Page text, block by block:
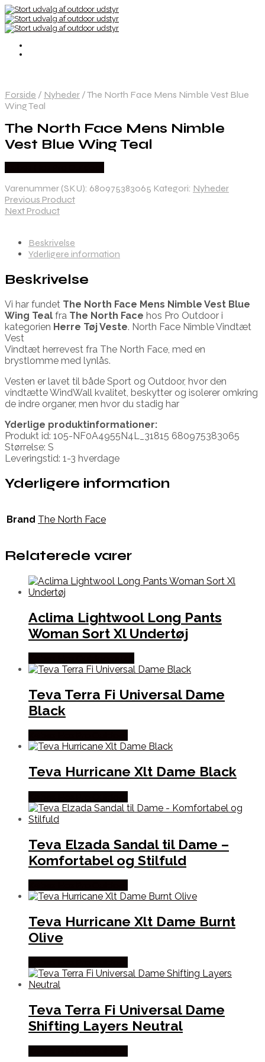
Forside / Nyheder /The North Face Mens Nimble Vest Blue
Wing Teal
The North Face Mens Nimble
Vest Blue Wing Teal
Varenummer (SKU): 680975383065 Kategori: Nyheder
Previous Product
Next Product
Beskrivelse
Yderligere information
Beskrivelse
Vi har fundet The North Face Mens Nimble Vest Blue
Wing Teal fra The North Face hos Pro Outdoor i
kategorien Herre Tøj Veste. North Face Nimble Vindtæt
Vest
Vindtæt herrevest fra The North Face, med en
brystlomme med lynlås.
Vesten er lavet til både Sport og Outdoor, hvor den
vindtætte WindWall kvalitet, beskytter og isolerer omkring
de indre organer, men hvor du stadig har
Yderlige produktinformationer:
Produkt id: 105-NF0A4955N4L_31815 680975383065
Størrelse: S
Leveringstid: 1-3 hverdage
Yderligere information
Brand The North Face
Relaterede varer
Aclima Lightwool Long Pants
Woman Sort Xl Undertøj
Teva Terra Fi Universal Dame
Black
Teva Hurricane Xlt Dame Black
Teva Elzada Sandal til Dame –
Komfortabel og Stilfuld
Teva Hurricane Xlt Dame Burnt
Olive
Teva Terra Fi Universal Dame
Shifting Layers Neutral